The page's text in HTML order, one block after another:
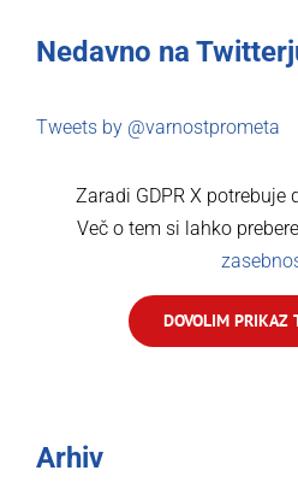
Nedavno na
Tweets by @varnostprometa
Zaradi GDPR X potrebuje
Več o tem si lahko
DOVOLIM PRIKAZ
Arhiv